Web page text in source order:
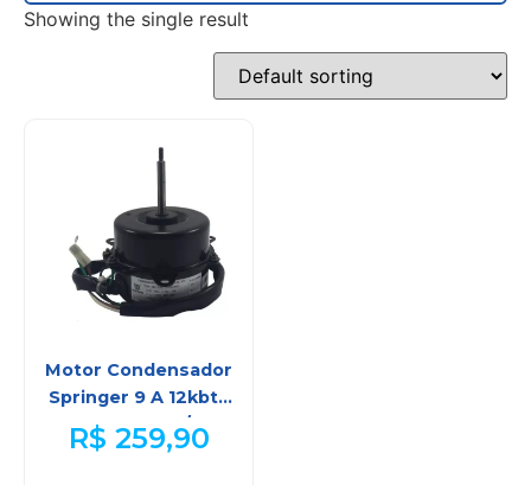
Showing the single result
Motor Condensador
Springer 9 A 12kbtu
25906085 /
25906089
R$ 259,90